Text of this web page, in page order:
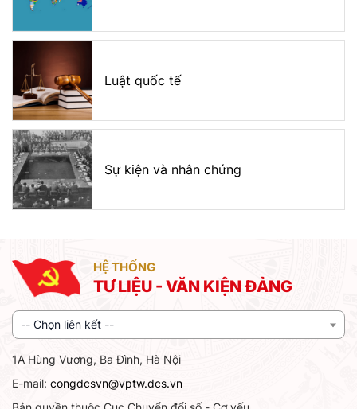
Luật quốc tế
Sự kiện và nhân chứng
HỆ THỐNG
TƯ LIỆU - VĂN KIỆN ĐẢNG
-- Chọn liên kết --
1A Hùng Vương, Ba Đình, Hà Nội
E-mail: congdcsvn@vptw.dcs.vn